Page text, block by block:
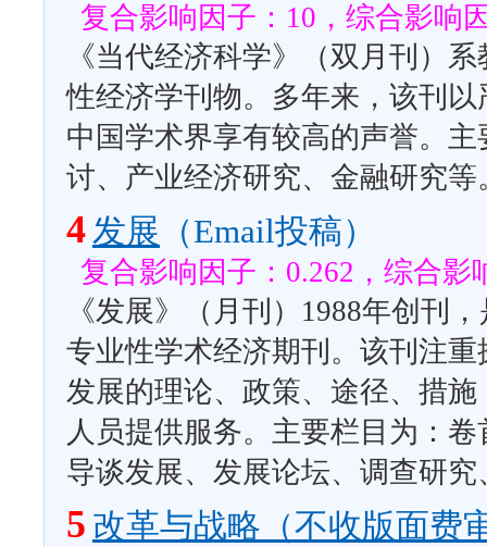
复合影响因子：10，综合影响
《当代经济科学》（双月刊）
性经济学刊物。多年来，该刊
中国学术界享有较高的声誉。
讨、产业经济研究、金融研究等
4发展 （Email投稿）
复合影响因子：0.262，综合影
《发展》（月刊）1988年创刊
专业性学术经济期刊。该刊注
发展的理论、政策、途径、措
人员提供服务。主要栏目为：
导谈发展、发展论坛、调查研
5 改革与战略（不收版面费